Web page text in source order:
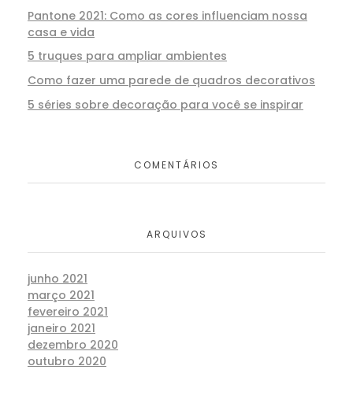
Pantone 2021: Como as cores influenciam nossa
casa e vida
5 truques para ampliar ambientes
Como fazer uma parede de quadros decorativos
5 séries sobre decoração para você se inspirar
COMENTÁRIOS
ARQUIVOS
junho 2021
março 2021
fevereiro 2021
janeiro 2021
dezembro 2020
outubro 2020